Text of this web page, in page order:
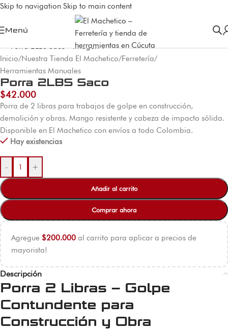
Skip to navigation Skip to main content
Menú
Inicio/Nuestra Tienda El Machetico/Ferretería/
Herramientas Manuales
Porra 2LBS Saco
$42.000
Porra de 2 libras para trabajos de golpe en construcción,
demolición y obras. Mango resistente y cabeza de impacto sólida.
Disponible en El Machetico con envíos a todo Colombia.
Hay existencias
- +
Añadir al carrito
Comprar ahora
Agregue $200.000 al carrito para aplicar a precios de
mayorista!
Descripción
Porra 2 Libras – Golpe
Contundente para
Construcción y Obra